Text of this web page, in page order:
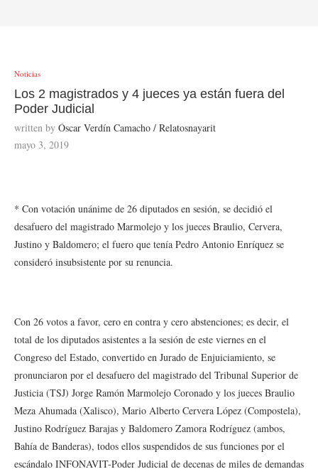
Noticias
Los 2 magistrados y 4 jueces ya están fuera del
Poder Judicial
written by Óscar Verdín Camacho / Relatosnayarit
mayo 3, 2019
* Con votación unánime de 26 diputados en sesión, se decidió el
desafuero del magistrado Marmolejo y los jueces Braulio, Cervera,
Justino y Baldomero; el fuero que tenía Pedro Antonio Enríquez se
consideró insubsistente por su renuncia.
Con 26 votos a favor, cero en contra y cero abstenciones; es decir, el
total de los diputados asistentes a la sesión de este viernes en el
Congreso del Estado, convertido en Jurado de Enjuiciamiento, se
pronunciaron por el desafuero del magistrado del Tribunal Superior de
Justicia (TSJ) Jorge Ramón Marmolejo Coronado y los jueces Braulio
Meza Ahumada (Xalisco), Mario Alberto Cervera López (Compostela),
Justino Rodríguez Barajas y Baldomero Zamora Rodríguez (ambos,
Bahía de Banderas), todos ellos suspendidos de sus funciones por el
escándalo INFONAVIT-Poder Judicial de decenas de miles de demandas